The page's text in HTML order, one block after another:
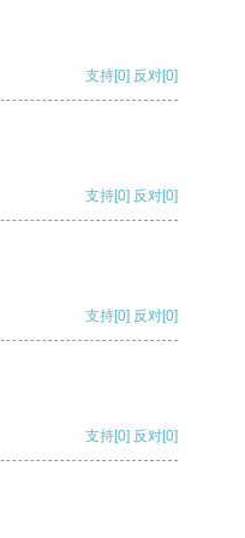
支持[0] 反对[0]
支持[0] 反对[0]
支持[0] 反对[0]
支持[0] 反对[0]